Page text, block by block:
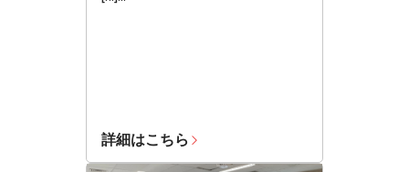
詳細はこちら